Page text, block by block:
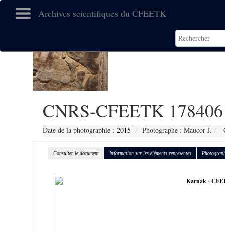
Archives scientifiques du CFEETK
CNRS-CFEETK 178406
Date de la photographie : 2015 Photographe : Maucor J.
Consulter le document Information sur les éléments représentés